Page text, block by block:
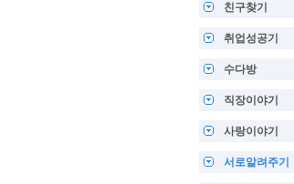
친구찾기
취업성공기
수다방
직장이야기
사랑이야기
서로알려주기